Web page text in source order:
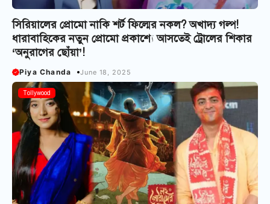
সিরিয়ালের প্রোমো নাকি শর্ট ফিল্মের নকল? অখাদ্য গল্প!
ধারাবাহিকের নতুন প্রোমো প্রকাশ্যে আসতেই ট্রোলের শিকার
‘অনুরাগের ছোঁয়া’!
Piya Chanda June 18, 2025
Tollywood